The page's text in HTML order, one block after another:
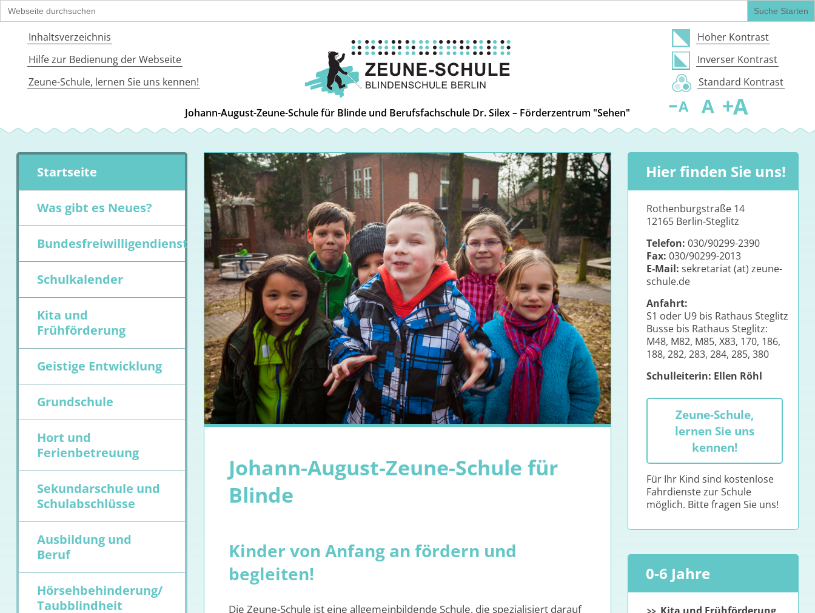
Search
for:
Inhaltsverzeichnis
Hilfe zur Bedienung der Webseite
Zeune-Schule, lernen Sie uns kennen!
Johann-August-Zeune-Schule für Blinde und Berufsfachschule Dr. Silex – Förderzentrum "Sehen"
Hoher Kontrast
Inverser Kontrast
Standard Kontrast
A
Decrease
A
Reset
font
A
size.
Startseite
Was gibt es Neues?
Bundesfreiwilligendienst
Schulkalender
Kita und
Frühförderung
Geistige Entwicklung
Grundschule
Hort und
Ferienbetreuung
Sekundarschule und
Schulabschlüsse
Ausbildung und
Beruf
Hörsehbehinderung/
Taubblindheit
Johann-August-Zeune-Schule für
Blinde
Kinder von Anfang an fördern und
begleiten!
Die Zeune-Schule ist eine allgemeinbildende Schule, die spezialisiert darauf
Hier finden Sie uns!
Rothenburgstraße 14
12165 Berlin-Steglitz
Telefon: 030/90299-2390
Fax: 030/90299-2013
E-Mail: sekretariat (at) zeune-
schule.de
Anfahrt:
S1 oder U9 bis Rathaus Steglitz
Busse bis Rathaus Steglitz:
M48, M82, M85, X83, 170, 186,
188, 282, 283, 284, 285, 380
Schulleiterin: Ellen Röhl
Zeune-Schule,
lernen Sie uns
kennen!
Für Ihr Kind sind kostenlose
Fahrdienste zur Schule
möglich. Bitte fragen Sie uns!
0-6 Jahre